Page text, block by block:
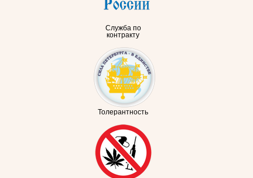
Служба по
контракту
Толерантность